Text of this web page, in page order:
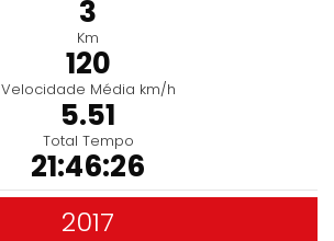
3
Km
120
Velocidade Média km/h
5.51
Total Tempo
21:46:26
2017